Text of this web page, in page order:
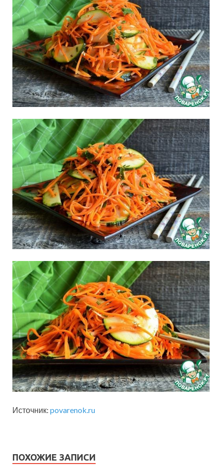
Источник: povarenok.ru
ПОХОЖИЕ ЗАПИСИ